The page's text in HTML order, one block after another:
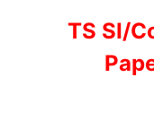
TS SI/